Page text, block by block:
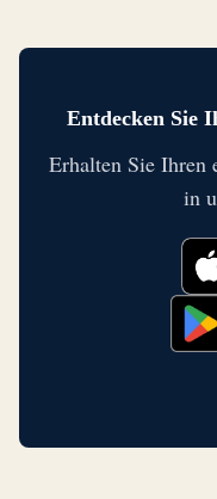
Entdecken Sie
Erhalten Sie Ihren
in